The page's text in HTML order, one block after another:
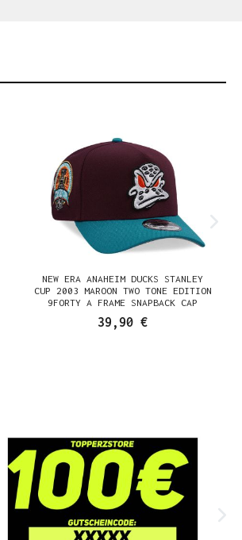
NEW ERA ANAHEIM DUCKS STANLEY
CUP 2003 MAROON TWO TONE EDITION
9FORTY A FRAME SNAPBACK CAP
39,90 €